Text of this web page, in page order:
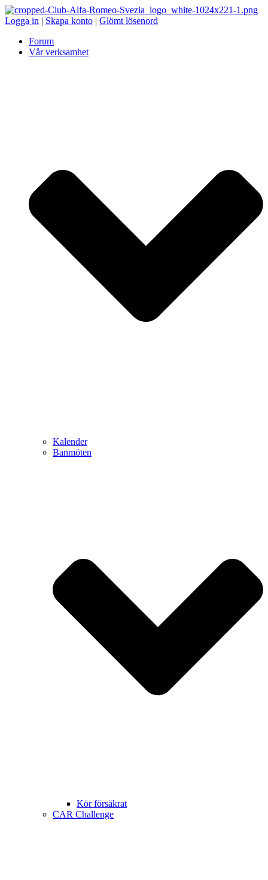
Logga in | Skapa konto | Glömt lösenord
Forum
Vår verksamhet
Kalender
Banmöten
Kör försäkrat
CAR Challenge